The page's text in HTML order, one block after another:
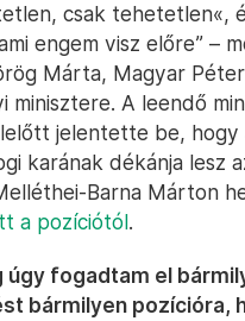
csak tehetetlen«,
engem visz előre” –
Márta, Magyar
minisztere. A leendő
jelentette be, hogy
karának dékánja lesz
Barna Márton
a pozíciótól.
úgy fogadtam el
bármilyen pozícióra,